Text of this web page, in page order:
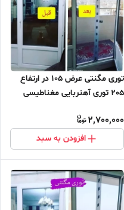
توری مگنتی عرض 105 در ارتفاع
205 توری آهنربایی مغناطیسی
مگنتی پرده توری بالکن توری
مغازه پرده مغازه
2,700,000
افزودن به سبد